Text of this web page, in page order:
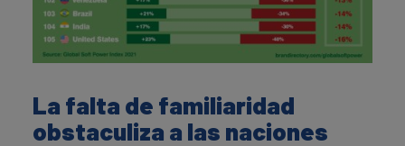
La falta de familiaridad
obstaculiza a las naciones